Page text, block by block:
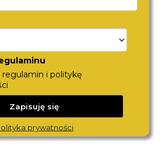
512833 41 45 20
i politykę
Zapisuję się
prywatności